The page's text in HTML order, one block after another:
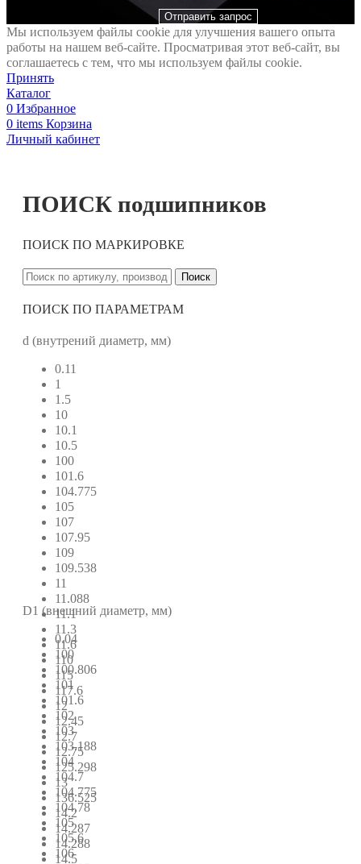
Отправить запрос
Мы используем файлы cookie для улучшения вашего опыта
работы на нашем веб-сайте. Просматривая этот веб-сайт, вы
соглашаетесь с тем, что мы используем файлы cookie.
Принять
Каталог
0 Избранное
0 items Корзина
Личный кабинет
ПОИСК подшипников
ПОИСК ПО МАРКИРОВКЕ
Поиск
ПОИСК ПО ПАРАМЕТРАМ
d (внутрений диаметр, мм)
0.11
1
1.5
10
10.1
10.5
100
101.6
104.775
105
107
107.95
109
109.538
11
11.088
11.1
11.3
11.6
110
115
117.6
12
12.45
12.7
12.75
125.298
13
136.525
14.2
14.287
14.288
14.5
D1 (внешний диаметр, мм)
0.04
100
100.806
101
101.6
102
103
103.188
104
104.7
104.775
104.78
105
105.6
106